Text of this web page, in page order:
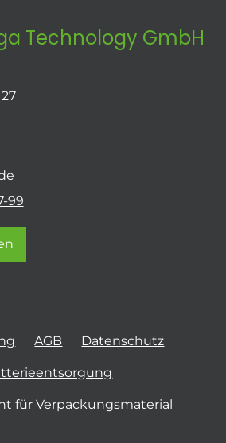
Technology GmbH
99
AGB Datenschutz
für Verpackungsmaterial